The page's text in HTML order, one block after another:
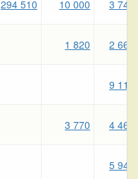
294 510 10 000 3 740
1 820 2 660
9 110
3 770 4 460
5 940